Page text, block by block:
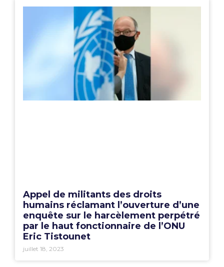
Appel de militants des droits
humains réclamant l’ouverture d’une
enquête sur le harcèlement perpétré
par le haut fonctionnaire de l’ONU
Eric Tistounet
juillet 18, 2023